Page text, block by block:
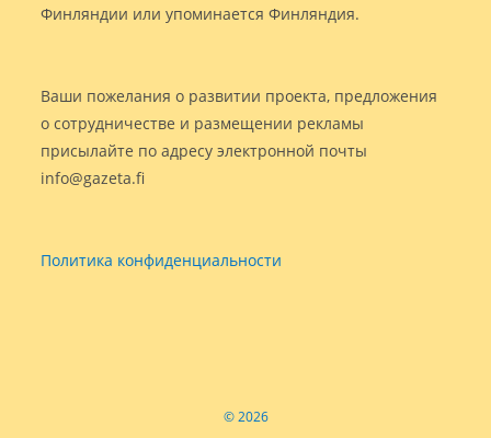
Финляндии или упоминается Финляндия.
Ваши пожелания о развитии проекта, предложения
о сотрудничестве и размещении рекламы
присылайте по адресу электронной почты
info@gazeta.fi
Политика конфиденциальности
© 2026